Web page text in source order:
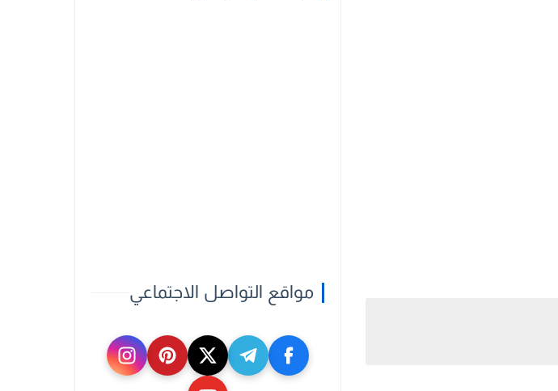
مواقع التواصل الاجتماعي